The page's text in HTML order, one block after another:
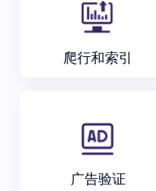
爬行和索引
广告验证